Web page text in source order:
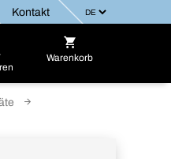
Kontakt
Warenkorb